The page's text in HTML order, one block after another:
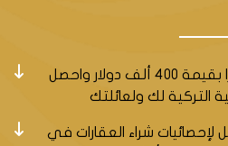
اشتري عقارًا بقيمة 400 ألف دولار واحصل
التركية لك ولعائلتك
لإحصائيات شراء العقارات في